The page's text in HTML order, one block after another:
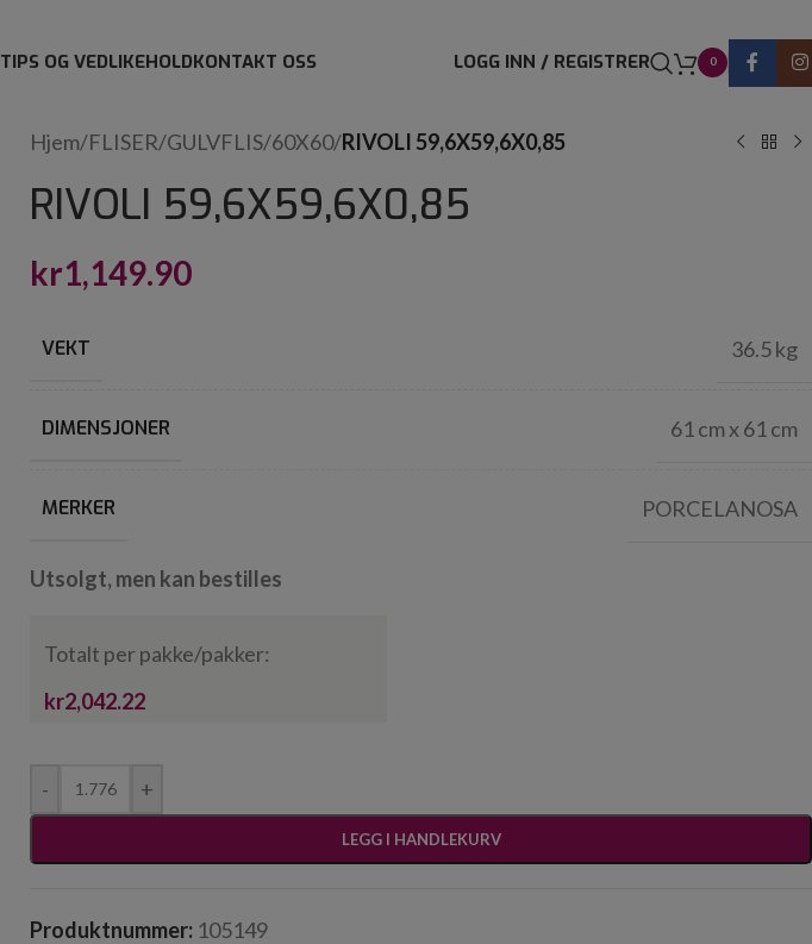
TIPS OG VEDLIKEHOLDKONTAKT OSS LOGG INN / REGISTRER 0
Hjem/FLISER/GULVFLIS/60X60/RIVOLI 59,6X59,6X0,85
RIVOLI 59,6X59,6X0,85
kr1,149.90
VEKT 36.5 kg
DIMENSJONER 61 cm x 61 cm
MERKER PORCELANOSA
Utsolgt, men kan bestilles
Totalt per pakke/pakker:
kr2,042.22
- +
LEGG I HANDLEKURV
Produktnummer: 105149